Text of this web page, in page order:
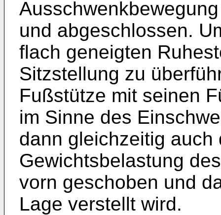
und abgeschlossen.
flach geneigten
Sitzstellung zu
Fußstütze mit seinen
im Sinne des
dann gleichzeitig
Gewichtsbelastung
vorn geschoben und
Lage verstellt wird.